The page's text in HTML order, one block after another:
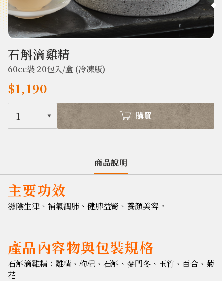
石斛滴雞精
60cc裝 20包入/盒 (冷凍版)
$1,190
1 購買
商品說明
主要功效
滋陰生津、補氣潤肺、健脾益腎、養顏美容。
產品內容物與包裝規格
石斛滴雞精：雞精、枸杞、石斛、麥門冬、玉竹、百合、菊
花